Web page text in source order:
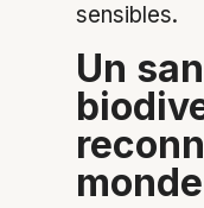
sensibles.
Un